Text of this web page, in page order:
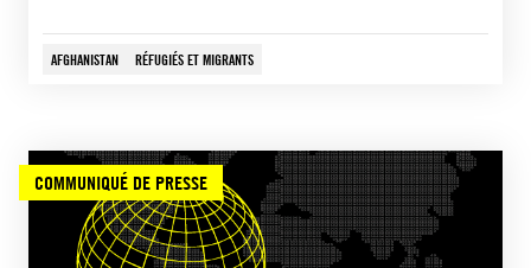
AFGHANISTAN RÉFUGIÉS ET MIGRANTS
COMMUNIQUÉ DE PRESSE